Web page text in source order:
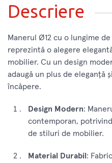
Descriere
Manerul Ø12 cu o lungime
reprezintă o alegere
mobilier. Cu un design
adaugă un plus de eleganță
încăpere.
Design Modern:
contemporan,
de stiluri de mobilier.
Material Durabil :